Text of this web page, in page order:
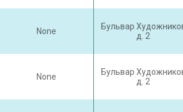
None
Бульвар
д. 2
None
Бульвар
д. 2